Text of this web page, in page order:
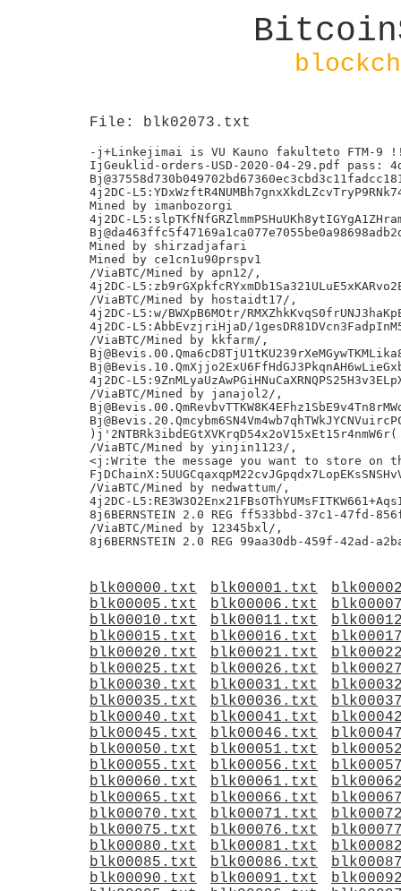
File: blk02073.txt
-j+Linkejimai is VU Kauno fakulteto FTM-9
IjGeuklid-orders-USD-2020-04-29.pdf pass:
4j2DC-
Mined by imanbozorgi
4j2DC-
Mined by shirzadjafari
Mined by ce1cn1u90prspv1
/ViaBTC/Mined by apn12/,
4j2DC-
/ViaBTC/Mined by hostaidt17/,
4j2DC-L5:w/BWXpB6MOtr/
4j2DC-L5:AbbEvzjriHjaD/
/ViaBTC/Mined by kkfarm/,
4j2DC-
/ViaBTC/Mined by janajol2/,
/ViaBTC/Mined by yinjin1123/,
<j:Write the message you want to store on
/ViaBTC/Mined by nedwattum/,
4j2DC-
8j6BERNSTEIN 2.0 REG ff533bbd-37c1-47fd-
/ViaBTC/Mined by 12345bxl/,
blk00000.txt blk00001.txt
blk00005.txt
blk00006.txt
blk00010.txt
blk00011.txt
blk00015.txt
blk00016.txt
blk00020.txt
blk00021.txt
blk00025.txt
blk00026.txt
blk00030.txt
blk00031.txt
blk00035.txt
blk00036.txt
blk00040.txt
blk00041.txt
blk00045.txt
blk00046.txt
blk00050.txt
blk00051.txt
blk00055.txt
blk00056.txt
blk00060.txt
blk00061.txt
blk00065.txt
blk00066.txt
blk00070.txt
blk00071.txt
blk00075.txt
blk00076.txt
blk00080.txt
blk00081.txt
blk00085.txt
blk00086.txt
blk00090.txt
blk00091.txt